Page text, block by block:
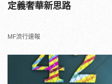
定義奢華新思路
MF流行速報